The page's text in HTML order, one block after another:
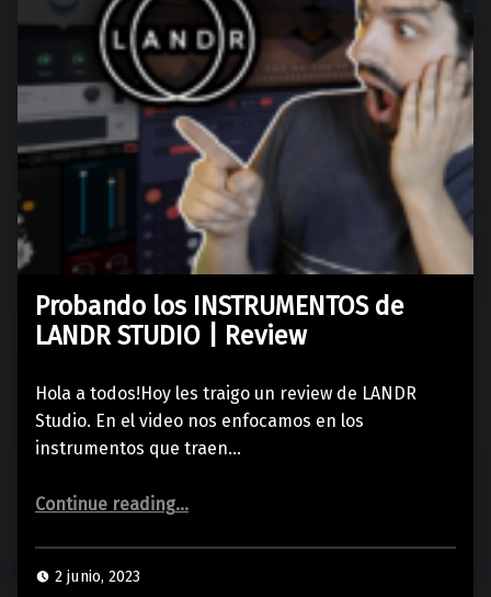
Probando los INSTRUMENTOS de
LANDR STUDIO | Review
Hola a todos!Hoy les traigo un review de LANDR
Studio. En el video nos enfocamos en los
instrumentos que traen…
Continue reading“Probando los INSTRUMENTOS de LANDR STUDIO | Review”
…
2 junio, 2023